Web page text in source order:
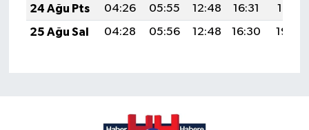
24 Ağu Pts
04:26 05:55 12:48 16:31
19:31
25 Ağu Sal
04:28 05:56 12:48 16:30 19:30